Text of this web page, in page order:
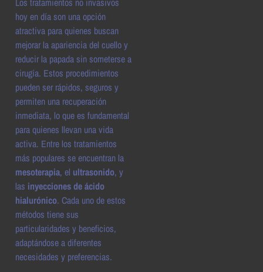
hoy en día son una opción
atractiva para quienes buscan
mejorar la apariencia del cuello y
reducir la papada sin someterse a
cirugía. Estos procedimientos
pueden ser rápidos, seguros y
permiten una recuperación
inmediata, lo que es fundamental
para quienes llevan una vida
activa. Entre los tratamientos
más populares se encuentran la
mesoterapia, el ultrasonido, y
las inyecciones de ácido
hialurónico. Cada uno de estos
métodos tiene sus
particularidades y beneficios,
adaptándose a diferentes
necesidades y preferencias.